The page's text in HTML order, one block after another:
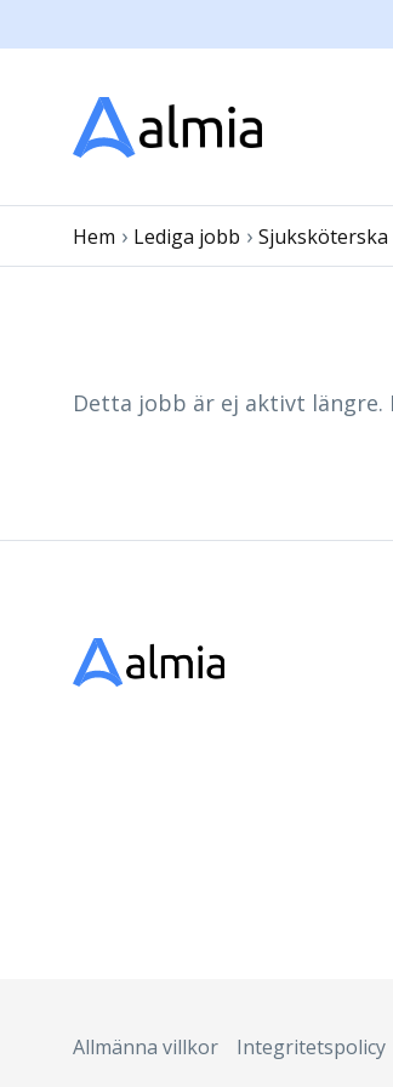
Hem › Lediga jobb › Sjuksköterska
Detta jobb är ej aktivt
Allmänna villkor Integritetspolicy